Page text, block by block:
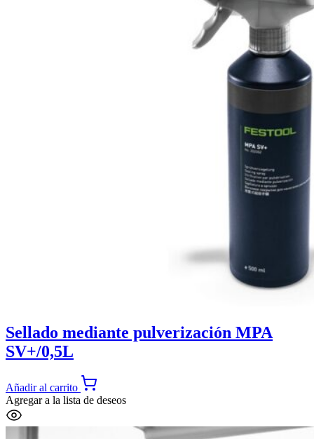
Sellado mediante pulverización MPA
SV+/0,5L
Añadir al carrito
Agregar a la lista de deseos